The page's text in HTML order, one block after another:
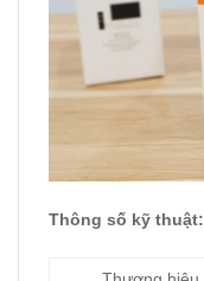
Thông số kỹ thuật: